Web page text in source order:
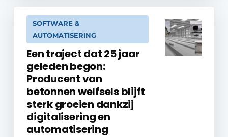
SOFTWARE &
AUTOMATISERING
Een traject dat 25 jaar
geleden begon:
Producent van
betonnen welfsels blijft
sterk groeien dankzij
digitalisering en
automatisering